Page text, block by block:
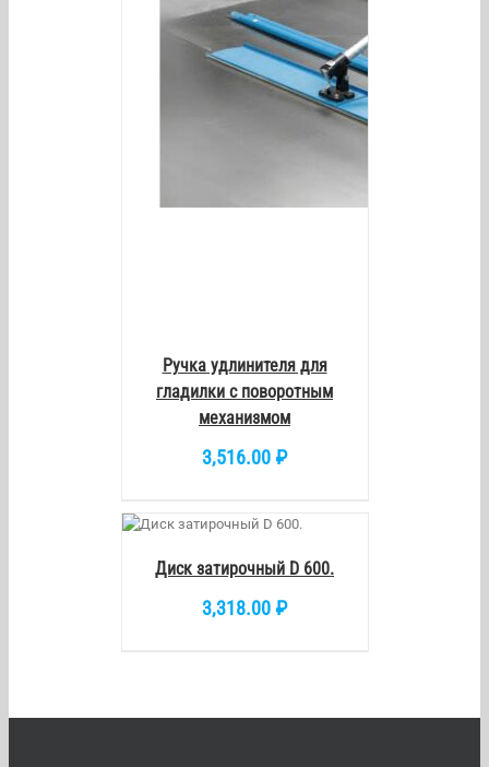
Ручка удлинителя для
гладилки с поворотным
механизмом
3,516.00 ₽
Диск затирочный D 600.
3,318.00 ₽